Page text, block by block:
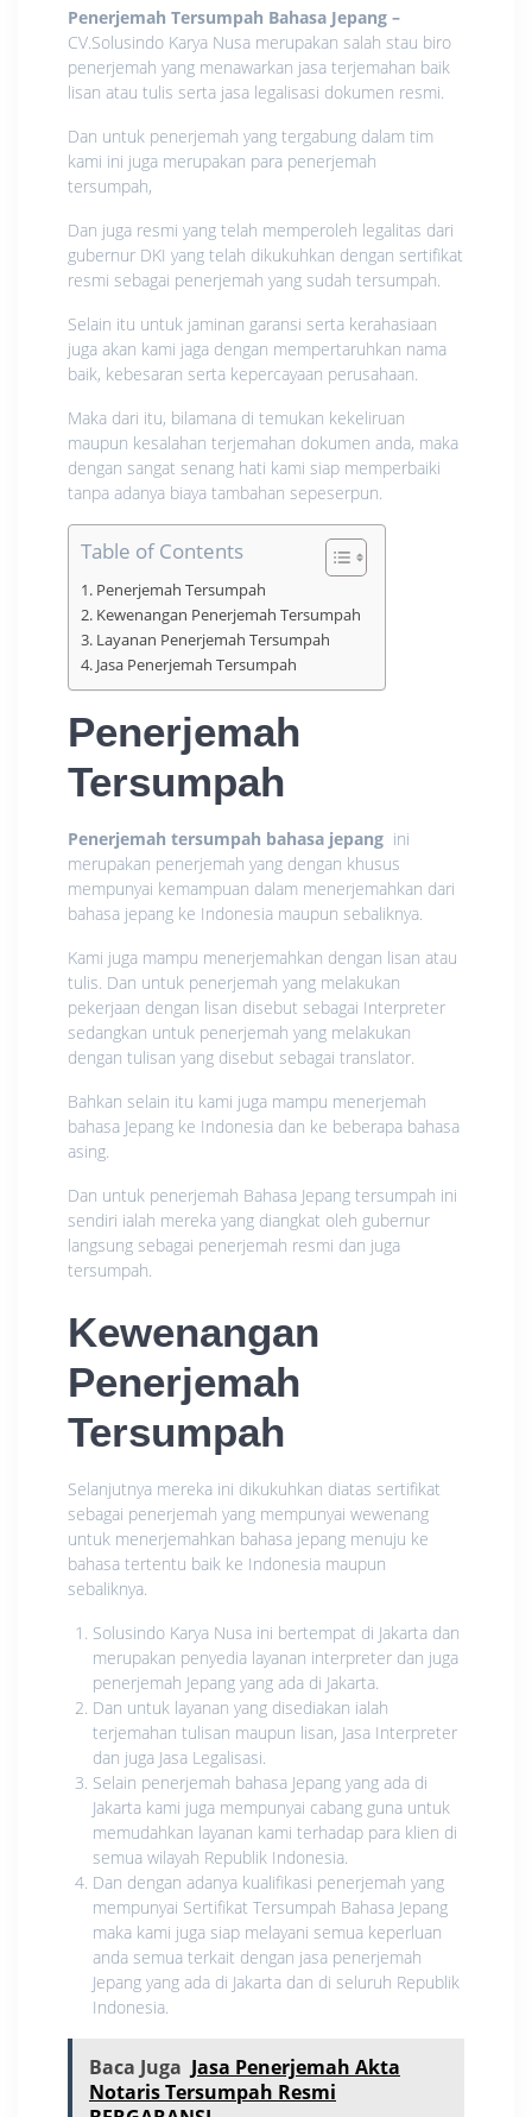
Penerjemah Tersumpah Bahasa Jepang –
CV.Solusindo Karya Nusa merupakan salah stau biro
penerjemah yang menawarkan jasa terjemahan baik
lisan atau tulis serta jasa legalisasi dokumen resmi.
Dan untuk penerjemah yang tergabung dalam tim
kami ini juga merupakan para penerjemah
tersumpah,
Dan juga resmi yang telah memperoleh legalitas dari
gubernur DKI yang telah dikukuhkan dengan sertifikat
resmi sebagai penerjemah yang sudah tersumpah.
Selain itu untuk jaminan garansi serta kerahasiaan
juga akan kami jaga dengan mempertaruhkan nama
baik, kebesaran serta kepercayaan perusahaan.
Maka dari itu, bilamana di temukan kekeliruan
maupun kesalahan terjemahan dokumen anda, maka
dengan sangat senang hati kami siap memperbaiki
tanpa adanya biaya tambahan sepeserpun.
Table of Contents
Penerjemah Tersumpah
Kewenangan Penerjemah Tersumpah
Layanan Penerjemah Tersumpah
Jasa Penerjemah Tersumpah
Penerjemah
Tersumpah
Penerjemah tersumpah bahasa jepang ini
merupakan penerjemah yang dengan khusus
mempunyai kemampuan dalam menerjemahkan dari
bahasa jepang ke Indonesia maupun sebaliknya.
Kami juga mampu menerjemahkan dengan lisan atau
tulis. Dan untuk penerjemah yang melakukan
pekerjaan dengan lisan disebut sebagai Interpreter
sedangkan untuk penerjemah yang melakukan
dengan tulisan yang disebut sebagai translator.
Bahkan selain itu kami juga mampu menerjemah
bahasa Jepang ke Indonesia dan ke beberapa bahasa
asing.
Dan untuk penerjemah Bahasa Jepang tersumpah ini
sendiri ialah mereka yang diangkat oleh gubernur
langsung sebagai penerjemah resmi dan juga
tersumpah.
Kewenangan
Penerjemah
Tersumpah
Selanjutnya mereka ini dikukuhkan diatas sertifikat
sebagai penerjemah yang mempunyai wewenang
untuk menerjemahkan bahasa jepang menuju ke
bahasa tertentu baik ke Indonesia maupun
sebaliknya.
Solusindo Karya Nusa ini bertempat di Jakarta dan
merupakan penyedia layanan interpreter dan juga
penerjemah Jepang yang ada di Jakarta.
Dan untuk layanan yang disediakan ialah
terjemahan tulisan maupun lisan, Jasa Interpreter
dan juga Jasa Legalisasi.
Selain penerjemah bahasa Jepang yang ada di
Jakarta kami juga mempunyai cabang guna untuk
memudahkan layanan kami terhadap para klien di
semua wilayah Republik Indonesia.
Dan dengan adanya kualifikasi penerjemah yang
mempunyai Sertifikat Tersumpah Bahasa Jepang
maka kami juga siap melayani semua keperluan
anda semua terkait dengan jasa penerjemah
Jepang yang ada di Jakarta dan di seluruh Republik
Indonesia.
Baca Juga Jasa Penerjemah Akta
Notaris Tersumpah Resmi